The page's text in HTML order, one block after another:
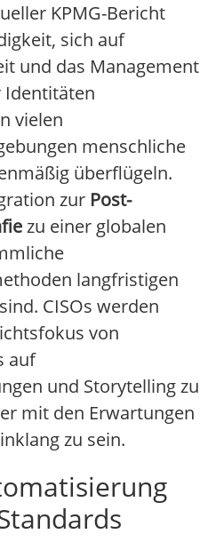
KPMG-Bericht
sich auf
und das Management
Identitäten
vielen
menschliche
überflügeln.
zur Post-
zu einer globalen
langfristigen
CISOs werden
von
auf
und Storytelling zu
mit den Erwartungen
zu sein.